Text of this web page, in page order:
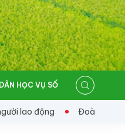
HỌC VỤ SỐ
Đoàn Kinh tế - Quốc